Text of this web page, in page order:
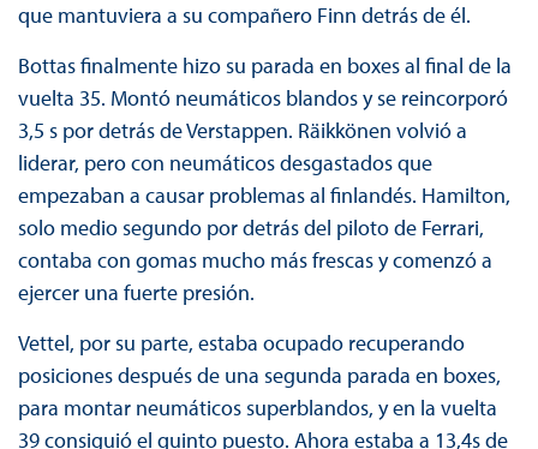
que mantuviera a su compañero Finn detrás de él.
Bottas finalmente hizo su parada en boxes al final de la
vuelta 35. Montó neumáticos blandos y se reincorporó
3,5 s por detrás de Verstappen. Räikkönen volvió a
liderar, pero con neumáticos desgastados que
empezaban a causar problemas al finlandés. Hamilton,
solo medio segundo por detrás del piloto de Ferrari,
contaba con gomas mucho más frescas y comenzó a
ejercer una fuerte presión.
Vettel, por su parte, estaba ocupado recuperando
posiciones después de una segunda parada en boxes,
para montar neumáticos superblandos, y en la vuelta
39 consiguió el quinto puesto. Ahora estaba a 13,4s de